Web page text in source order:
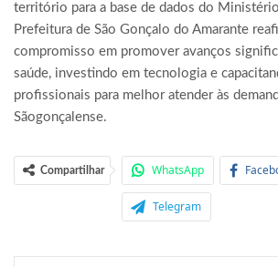
território para a base de dados do
Prefeitura de São Gonçalo do Amarante
compromisso em promover avanços
saúde, investindo em tecnologia e
profissionais para melhor atender às
Sãogonçalense.
Compartilhar WhatsApp
Telegram